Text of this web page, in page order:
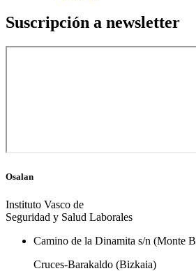
Suscripción a newsletter
Osalan
Instituto Vasco de
Seguridad y Salud Laborales
Camino de la Dinamita s/n (Monte
Cruces-Barakaldo (Bizkaia)